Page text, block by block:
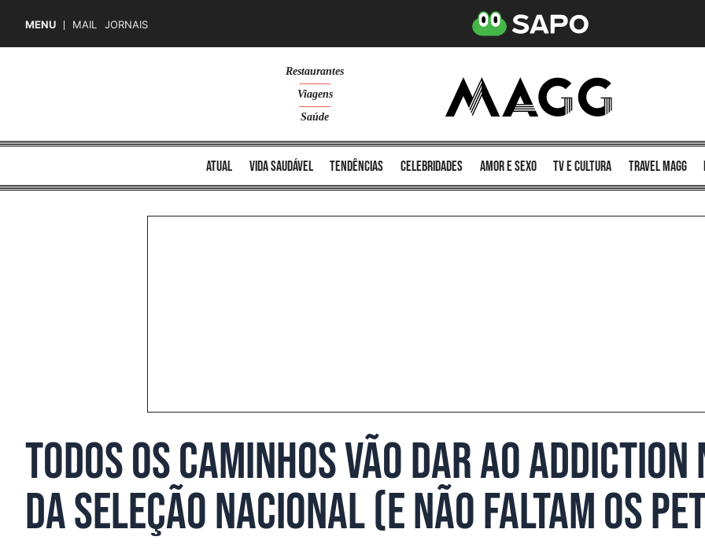
MENU MAIL JORNAIS
Restaurantes
Viagens
Saúde
atual vida saudável tendências celebridades amor e sexo TV e cultura Travel MAGG
Todos os caminhos vão dar ao
da seleção nacional (e não faltam os